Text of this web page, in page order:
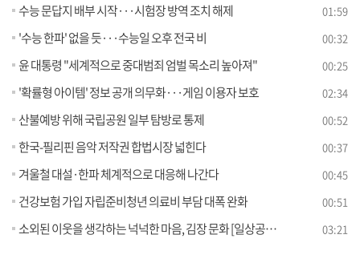
수능 문답지 배부 시작···시험장 방역 조치 해제 01:59
'수능 한파' 없을 듯···수능일 오후 전국 비 00:32
윤 대통령 "세계적으로 중대범죄 엄벌 목소리 높아져" 00:25
'확률형 아이템' 정보 공개 의무화···게임 이용자 보호 02:34
산불예방 위해 국립공원 일부 탐방로 통제 00:52
한국-필리핀 음악 저작권 합법시장 넓힌다 00:37
겨울철 대설·한파 체계적으로 대응해 나간다 00:45
건강보험 가입 자립준비청년 의료비 부담 대폭 완화 00:51
소외된 이웃을 생각하는 넉넉한 마음, 김장 문화 [일상공감365] 03:21